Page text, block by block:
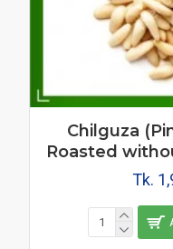
Chilguza
Roasted
Tk.